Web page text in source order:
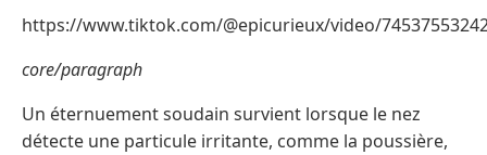
https://www.tiktok.com/@epicurieux/video/
core/paragraph
Un éternuement soudain survient lorsque le nez
détecte une particule irritante, comme la poussière,